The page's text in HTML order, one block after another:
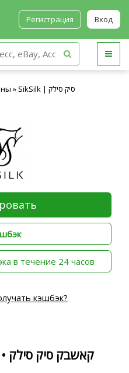
Регистрация Вход
» SikSilk | סיק סילק
в течение 24 часов
кэшбэк?
Cashback SikSilk • קאשבק סיק סילק